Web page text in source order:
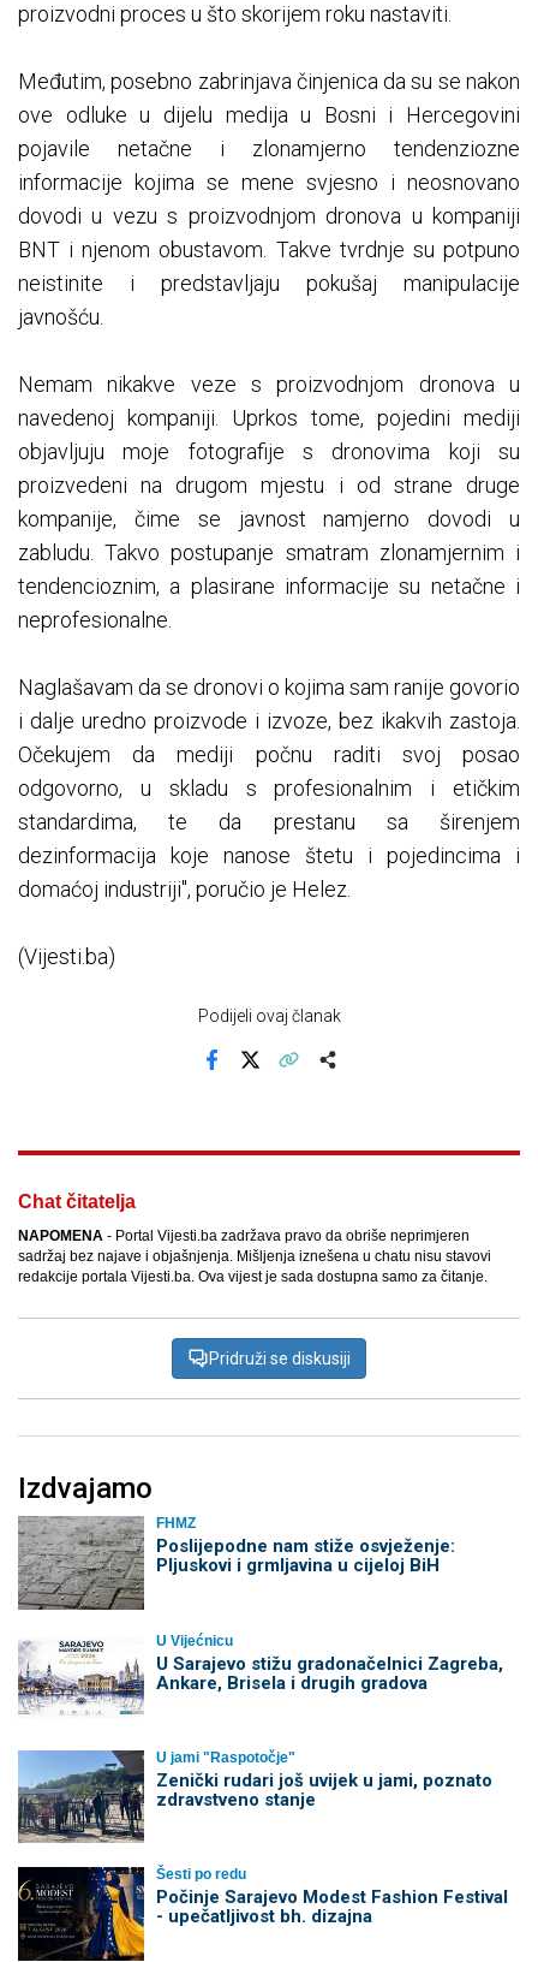
proizvodni proces u što skorijem roku nastaviti.
Međutim, posebno zabrinjava činjenica da su se nakon
ove odluke u dijelu medija u Bosni i Hercegovini
pojavile netačne i zlonamjerno tendenziozne
informacije kojima se mene svjesno i neosnovano
dovodi u vezu s proizvodnjom dronova u kompaniji
BNT i njenom obustavom. Takve tvrdnje su potpuno
neistinite i predstavljaju pokušaj manipulacije
javnošću.
Nemam nikakve veze s proizvodnjom dronova u
navedenoj kompaniji. Uprkos tome, pojedini mediji
objavljuju moje fotografije s dronovima koji su
proizvedeni na drugom mjestu i od strane druge
kompanije, čime se javnost namjerno dovodi u
zabludu. Takvo postupanje smatram zlonamjernim i
tendencioznim, a plasirane informacije su netačne i
neprofesionalne.
Naglašavam da se dronovi o kojima sam ranije govorio
i dalje uredno proizvode i izvoze, bez ikakvih zastoja.
Očekujem da mediji počnu raditi svoj posao
odgovorno, u skladu s profesionalnim i etičkim
standardima, te da prestanu sa širenjem
dezinformacija koje nanose štetu i pojedincima i
domaćoj industriji", poručio je Helez.
(Vijesti.ba)
Podijeli ovaj članak
Chat čitatelja
NAPOMENA - Portal Vijesti.ba zadržava pravo da obriše neprimjeren
sadržaj bez najave i objašnjenja. Mišljenja iznešena u chatu nisu stavovi
redakcije portala Vijesti.ba. Ova vijest je sada dostupna samo za čitanje.
Pridruži se diskusiji
Izdvajamo
FHMZ
Poslijepodne nam stiže osvježenje:
Pljuskovi i grmljavina u cijeloj BiH
U Vijećnicu
U Sarajevo stižu gradonačelnici Zagreba,
Ankare, Brisela i drugih gradova
U jami "Raspotočje"
Zenički rudari još uvijek u jami, poznato
zdravstveno stanje
Šesti po redu
Počinje Sarajevo Modest Fashion Festival
- upečatljivost bh. dizajna